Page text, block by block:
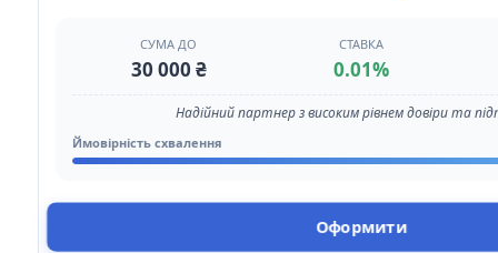
СУМА ДО
30 000 ₴
СТАВКА
0.01%
Надійний партнер з високим рівнем довіри та
Ймовірність схвалення
Оформити